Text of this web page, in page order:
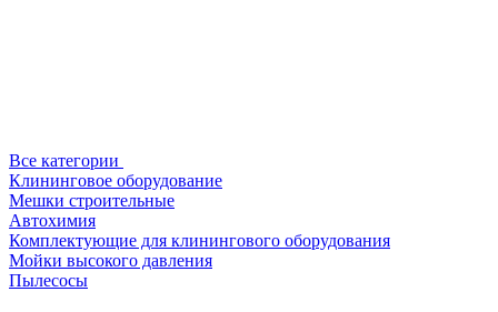
Все категории
Клининговое оборудование
Мешки строительные
Автохимия
Комплектующие для клинингового оборудования
Мойки высокого давления
Пылесосы